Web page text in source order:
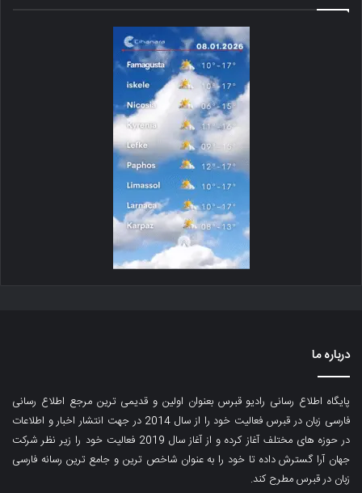
درباره ما
پایگاه اطلاع رسانی رادیو قبرس بعنوان اولین و قدیمی ترین مرجع اطلاع رسانی
فارسی زبان در قبرس فعالیت خود را از سال 2014 در جهت انتشار اخبار و اطلاعات
در حوزه های مختلف آغاز کرده و از آغاز سال 2019 فعالیت خود را زیر نظر شرکت
جهان آرا گسترش داده تا خود را به عنوان شاخص ترین و جامع ترین رسانه فارسی
زبان در قبرس مطرح کند.